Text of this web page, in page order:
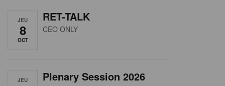
JEU
8
OCT
RET-TALK
CEO ONLY
JEU Plenary Session 2026